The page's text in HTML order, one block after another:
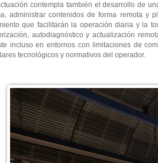
contempla también el desarrollo de
administrar contenidos de forma remota y
que facilitarán la operación diaria y la
autodiagnóstico y actualización
incluso en entornos con limitaciones de
tecnológicos y normativos del operador.